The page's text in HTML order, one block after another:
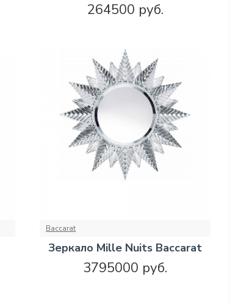
264500 руб.
Baccarat
Зеркало Mille Nuits Baccarat
3795000 руб.